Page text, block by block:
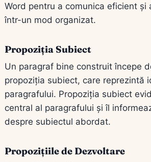
Word pentru a comunica eficient și
într-un mod organizat.
Propoziția Subiect
Un paragraf bine construit începe
propoziția subiect, care reprezintă
paragrafului. Propoziția subiect
central al paragrafului și îl
despre subiectul abordat.
Propozițiile de Dezvoltare